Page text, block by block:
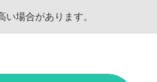
場合があります。